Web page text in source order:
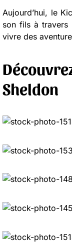
Aujourd’hui, le
son fils à travers
vivre des
Sheldon